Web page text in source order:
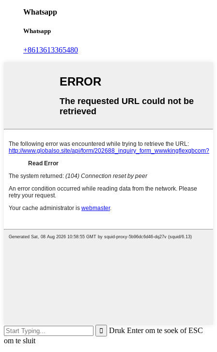
Whatsapp
Whatsapp
+8613613365480
Druk Enter om te soek of ESC
om te sluit